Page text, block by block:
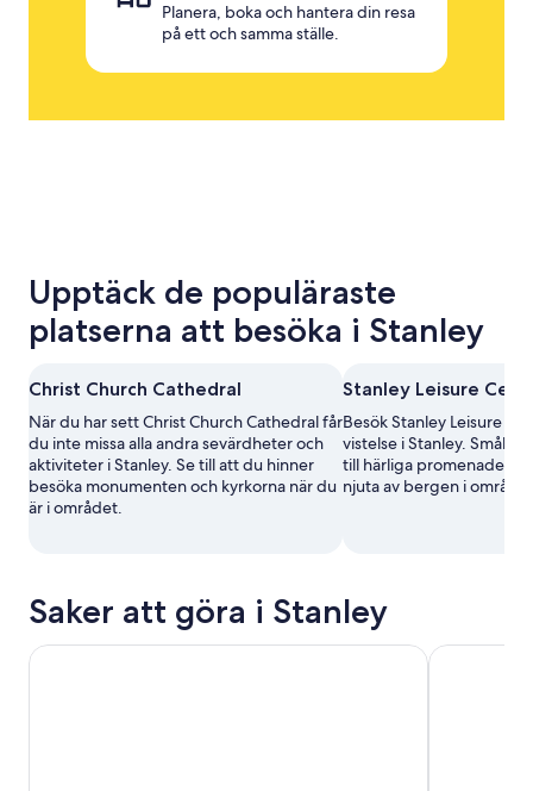
Planera, boka och hantera din resa
på ett och samma ställe.
Upptäck de populäraste
platserna att besöka i Stanley
Christ Church Cathedral
När du har sett Christ Church Cathedral får
du inte missa alla andra sevärdheter och
aktiviteter i Stanley. Se till att du hinner
besöka monumenten och kyrkorna när du
är i området.
Stanley Leisure
Besök Stanley Leisure
vistelse i Stanley.
till härliga promenader,
njuta av bergen i
Saker att göra i Stanley
Låt Berthas strandpingviner få dig att le